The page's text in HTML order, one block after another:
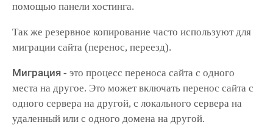
помощью панели хостинга.
Так же резервное копирование часто используют для
миграции сайта (перенос, переезд).
Миграция - это процесс переноса сайта с одного
места на другое. Это может включать перенос сайта с
одного сервера на другой, с локального сервера на
удаленный или с одного домена на другой.